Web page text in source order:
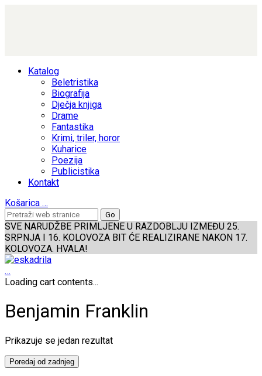
Katalog
Beletristika
Biografija
Dječja knjiga
Drame
Fantastika
Krimi, triler, horor
Kuharice
Poezija
Publicistika
Kontakt
Košarica …
SVE NARUDŽBE PRIMLJENE U RAZDOBLJU IZMEĐU 25.
SRPNJA I 16. KOLOVOZA BIT ĆE REALIZIRANE NAKON 17.
KOLOVOZA. HVALA!
…
Loading cart contents...
Benjamin Franklin
Prikazuje se jedan rezultat
Poredaj od zadnjeg